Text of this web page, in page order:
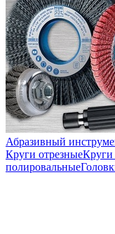
Абразивный
Круги отрезныеКруги
полировальные